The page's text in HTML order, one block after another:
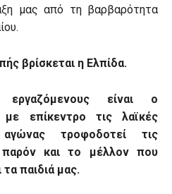
μας από τη βαρβαρότητα
βρίσκεται η Ελπίδα.
είναι ο
επίκεντρο τις λαϊκές
τροφοδοτεί τις
και το μέλλον που
τα παιδιά μας.